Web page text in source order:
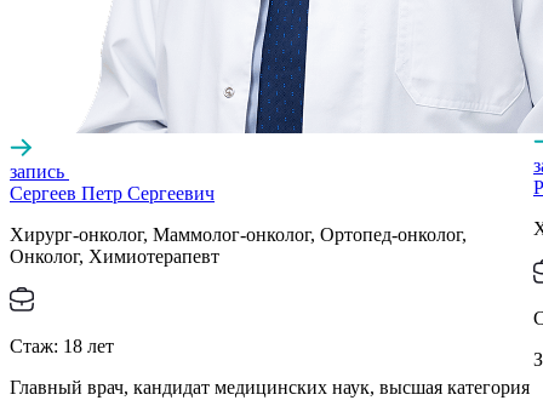
запись
Сергеев Петр Сергеевич
Хирург-онколог, Маммолог-онколог, Ортопед-онколог,
Онколог, Химиотерапевт
Стаж: 18 лет
Главный врач, кандидат медицинских наук, высшая категория